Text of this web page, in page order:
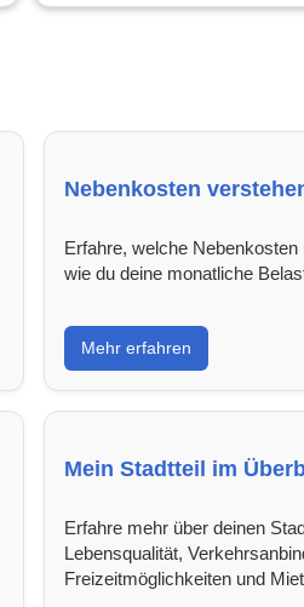
Nebenkosten
Erfahre, welche
wie du deine monatliche
Mehr erfahren
Mein Stadtteil im
Erfahre mehr über deinen
Lebensqualität,
Freizeitmöglichkeiten und